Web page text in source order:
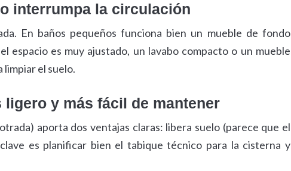
interrumpa la circulación
En baños pequeños funciona bien un mueble de fondo
espacio es muy ajustado, un lavabo compacto o un mueble
el suelo.
y más fácil de mantener
aporta dos ventajas claras: libera suelo (parece que el
es planificar bien el tabique técnico para la cisterna y